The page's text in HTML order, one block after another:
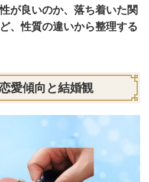
が良いのか、落ち着いた関
、性質の違いから整理する
愛傾向と結婚観